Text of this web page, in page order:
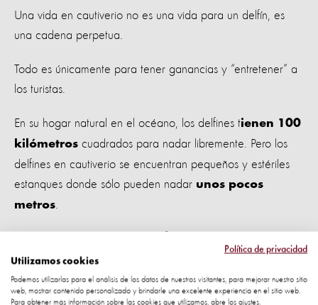
Una vida en cautiverio no es una vida para un delfín, es
una cadena perpetua.
Todo es únicamente para tener ganancias y “entretener” a
los turistas.
En su hogar natural en el océano, los delfines tienen 100
kilómetros cuadrados para nadar libremente. Pero los
delfines en cautiverio se encuentran pequeños y estériles
estanques donde sólo pueden nadar unos pocos
metros
Crueldad extrema disfrazada de inocente
diversión familiar
Cada año,millones de amantes de animales se
Política de privacidad
Utilizamos cookies
Podemos utilizarlas para el análisis de los datos de nuestros visitantes, para mejorar nuestro sitio
web, mostrar contenido personalizado y brindarle una excelente experiencia en el sitio web.
Para obtener más información sobre las cookies que utilizamos, abre los ajustes.